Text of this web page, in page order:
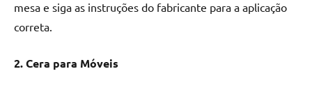
mesa e siga as instruções do fabricante para a aplicação
correta.
2. Cera para Móveis